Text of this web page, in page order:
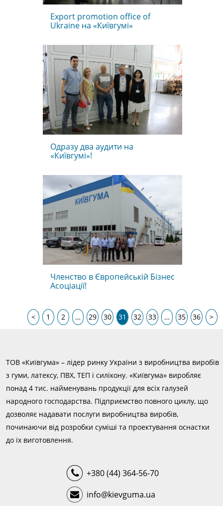
Export promotion office of
Ukraine на «Київгумі»
Одразу два аудити на
«Київгумі»!
Членство в Європейській Бізнес
Асоціації!
< 1 2 … 29 30 31 32 33 … 35 36 >
ТОВ «Київгума» – лідер ринку України з виробництва виробів
з гуми, латексу, ПВХ, ТЕП і силікону. «Київгума» виробляє
понад 4 тис. найменувань продукції для всіх галузей
народного господарства. Підприємство повного циклу, що
дозволяє надавати послуги виробництва виробів,
починаючи від розробки суміші та проектування оснастки
до їх виготовлення.
+380 (44) 364-56-70
info@kievguma.ua